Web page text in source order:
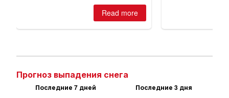
Прогноз выпадения снега
Последние 7 дней Последние 3 дня